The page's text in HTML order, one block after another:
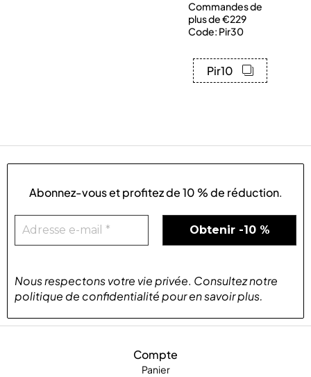
Commandes de
plus de €229
Code: Pir30
Pir10
Compte
Panier
Abonnez-vous et profitez de10 % de réduction.
Nous respectons votre vie privée. Consultez notre
politique de confidentialitépouren savoir plus.